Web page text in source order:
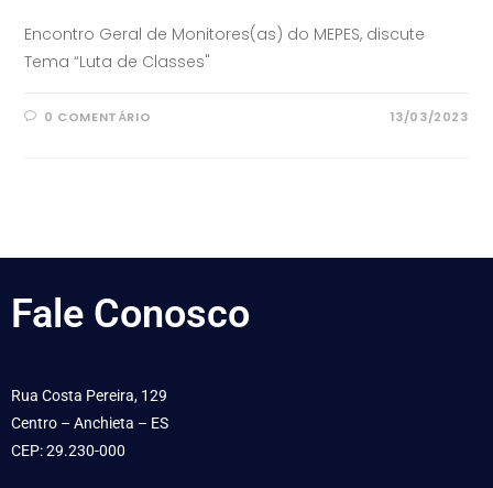
Encontro Geral de Monitores(as) do MEPES, discute
Tema “Luta de Classes"
0 COMENTÁRIO 13/03/2023
Fale Conosco
Rua Costa Pereira, 129
Centro – Anchieta – ES
CEP: 29.230-000